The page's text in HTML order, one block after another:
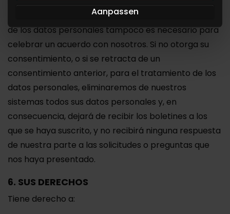
Aanpassen
personales. Su consentimiento para el tratamiento
de los datos personales tampoco es necesario para
celebrar un acuerdo con nosotros. Si no otorga su
consentimiento, o si se retracta de un
consentimiento anterior, para el tratamiento de los
datos personales, eliminaremos de nuestros
sistemas todos sus datos personales y, en
consecuencia, dejará de recibir los boletines a los
que se haya suscrito, y no recibirá ninguna respuesta
de nuestra parte a las solicitudes o preguntas que
nos haya presentado.
6. SUS DERECHOS
Tiene derecho a: